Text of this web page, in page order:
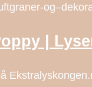
|